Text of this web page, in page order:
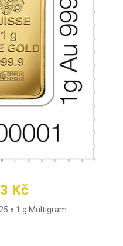
Kč
x 1 g Multigram